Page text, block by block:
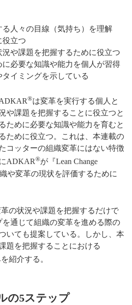
人々の目線（気持ち）を理解
役立つ
や課題を把握するために役立つ
必要な知識や能力を個人が習得
イミングを示している
®は変革を実行する個人と
や課題を把握することに役立つと
ために必要な知識や能力を育むと
ために役立つ。これは、本連載の
コッターの組織変革にはない特徴
ADKAR®が『Lean Change
や変革の現状を評価するために
の状況や課題を把握するだけで
通じて組織の変革を進める際の
いても提案している。しかし、本
題を把握することにおける
紹介する。
の5ステップ